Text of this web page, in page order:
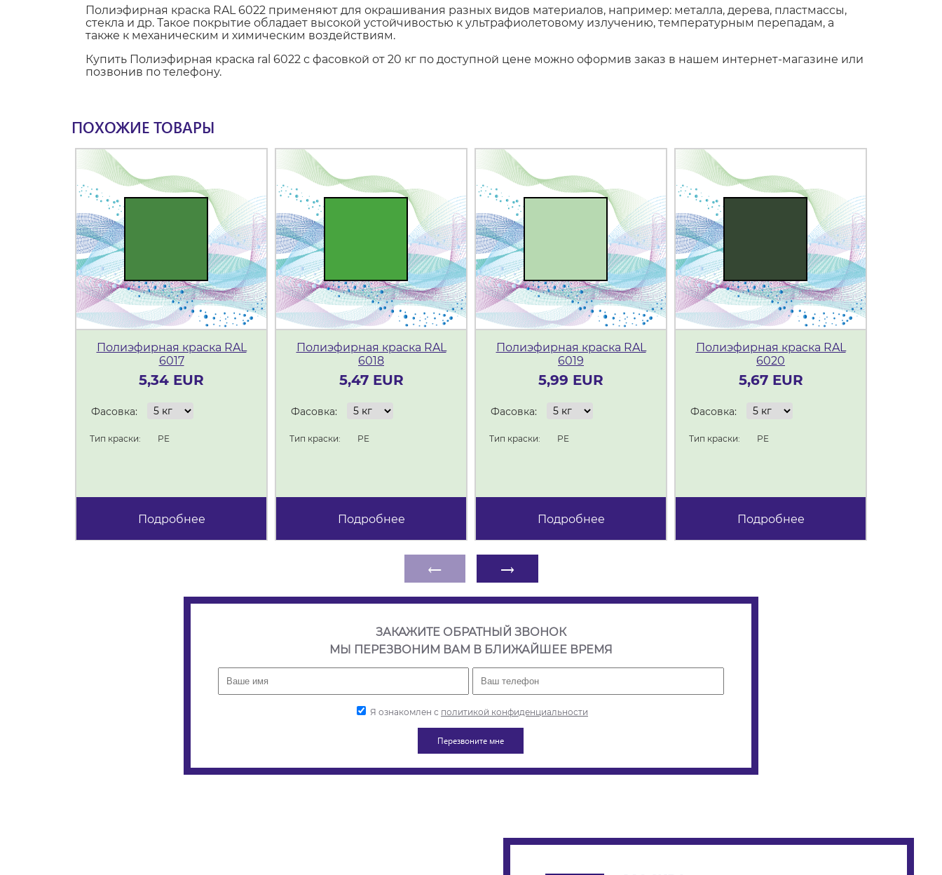
Полиэфирная краска RAL 6022 применяют для окрашивания разных видов материалов, например: металла, дерева, пластмассы,
стекла и др. Такое покрытие обладает высокой устойчивостью к ультрафиолетовому излучению, температурным перепадам, а
также к механическим и химическим воздействиям.
Купить Полиэфирная краска ral 6022 с фасовкой от 20 кг по доступной цене можно оформив заказ в нашем интернет-магазине или
позвонив по телефону.
ПОХОЖИЕ ТОВАРЫ
Полиэфирная краска RAL
6017
5,34 EUR
Фасовка:
Тип краски: PE
Подробнее
Полиэфирная краска RAL
6018
5,47 EUR
Фасовка:
Тип краски: PE
Подробнее
Полиэфирная краска RAL
6019
5,99 EUR
Фасовка:
Тип краски: PE
Подробнее
Полиэфирная краска RAL
6020
5,67 EUR
Фасовка:
Тип краски: PE
Подробнее
← →
ЗАКАЖИТЕ ОБРАТНЫЙ ЗВОНОК
МЫ ПЕРЕЗВОНИМ ВАМ В БЛИЖАЙШЕЕ ВРЕМЯ
Я ознакомлен с политикой конфиденциальности